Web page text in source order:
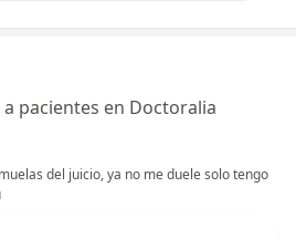
pacientes en Doctoralia
del juicio, ya no me duele solo tengo